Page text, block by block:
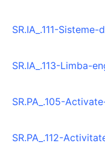
SR.IA_.111-
SR.IA_.113-Limba-
SR.PA_.105-
SR.PA_.112-